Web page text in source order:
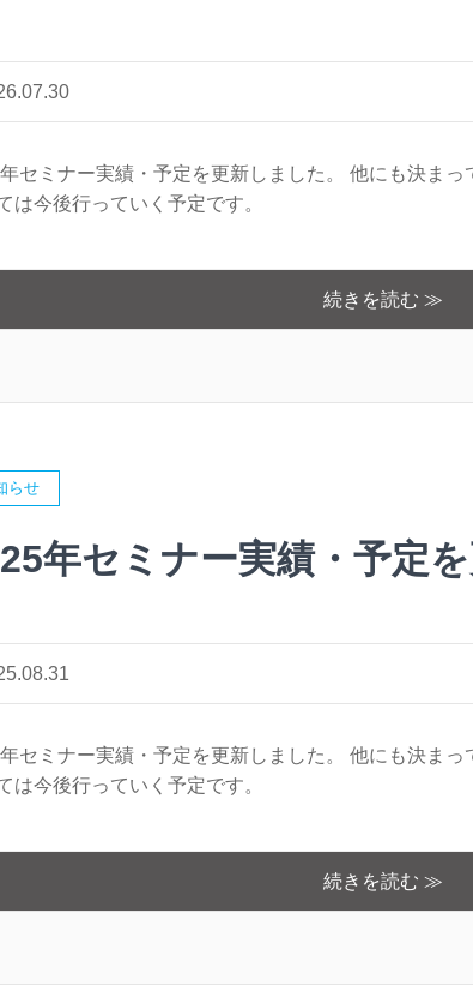
セミナー実績・予定を更新しました。 他にも決ま
は今後行っていく予定です。
続きを読む ≫
らせ
年セミナー実績・予定
セミナー実績・予定を更新しました。 他にも決ま
は今後行っていく予定です。
続きを読む ≫